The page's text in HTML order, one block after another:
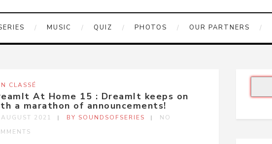
MUSIC QUIZ PHOTOS OUR PARTNERS
CLASSÉ
At Home 15 : DreamIt keeps on
a marathon of announcements!
2021 BY SOUNDSOFSERIES
NO